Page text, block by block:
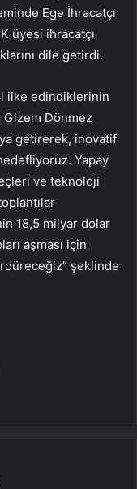
Ege İhracatçı
üyesi ihracatçı
dile getirdi.
ilke edindiklerinin
Gizem Dönmez
getirerek, inovatif
Yapay
ve teknoloji
18,5 milyar dolar
aşması için
şeklinde